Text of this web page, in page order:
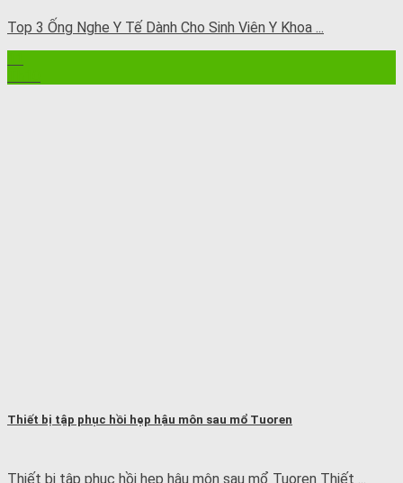
Top 3 Ống Nghe Y Tế Dành Cho Sinh Viên Y Khoa ...
Thiết bị tập phục hồi hẹp hậu môn sau mổ Tuoren
Thiết bị tập phục hồi hẹp hậu môn sau mổ Tuoren Thiết ...